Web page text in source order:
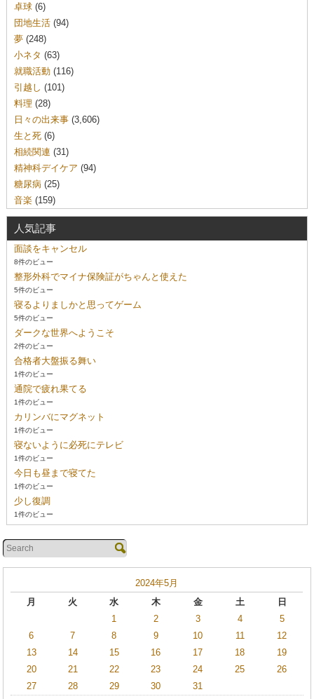
卓球(6)
団地生活(94)
夢(248)
小ネタ (63)
就職活動(116)
引越し (101)
料理 (28)
日々の出来事(3,606)
生と死(6)
相続関連 (31)
精神科デイケア (94)
糖尿病 (25)
音楽(159)
人気記事
面談をキャンセル
8件のビュー
整形外科でマイナ保険証がちゃんと使えた
5件のビュー
寝るよりましかと思ってゲーム
5件のビュー
ダークな世界へようこそ
2件のビュー
合格者大盤振る舞い
1件のビュー
通院で疲れ果てる
1件のビュー
カリンバにマグネット
1件のビュー
寝ないように必死にテレビ
1件のビュー
今日も昼まで寝てた
1件のビュー
少し復調
1件のビュー
2024年5月
月
火 水 木 金 土
日
1
2 3 4
5
6
7 8 9 10 11
12
13
14 15 16 17 18
19
20
21 22 23 24 25
26
27
28 29 30 31